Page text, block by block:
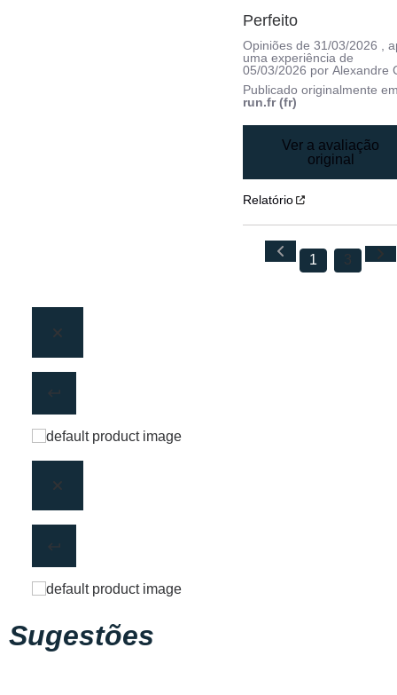
Perfeito
Opiniões de31/03/2026 ,
uma experiência de
05/03/2026 porAlexandre
Publicado originalmente
run.fr (fr)
Ver a avaliação
original
Relatório
1 3
Sugestões